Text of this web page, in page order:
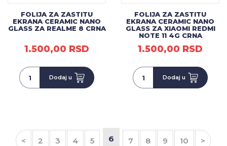
FOLIJA ZA ZASTITU
EKRANA CERAMIC NANO
GLASS ZA REALME 8 CRNA
1.500,00 RSD
Dodaj u
FOLIJA ZA ZASTITU
EKRANA CERAMIC NANO
GLASS ZA XIAOMI REDMI
NOTE 11 4G CRNA
1.500,00 RSD
Dodaj u
< 2 3 4 5 6 7 8 9 10 >